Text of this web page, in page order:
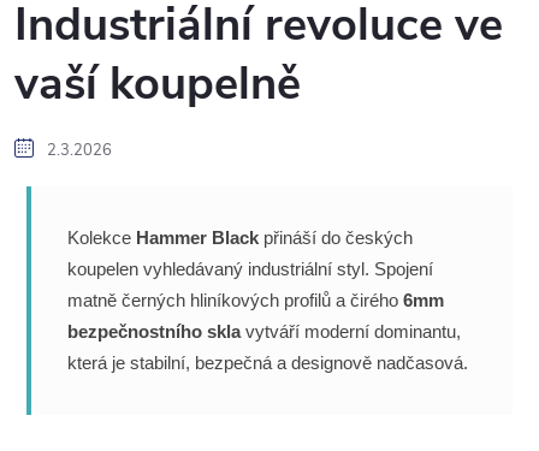
Industriální revoluce ve
vaší koupelně
2.3.2026
Kolekce Hammer Black přináší do českých
koupelen vyhledávaný industriální styl. Spojení
matně černých hliníkových profilů a čirého 6mm
bezpečnostního sklavytváří moderní dominantu,
která je stabilní, bezpečná a designově nadčasová.